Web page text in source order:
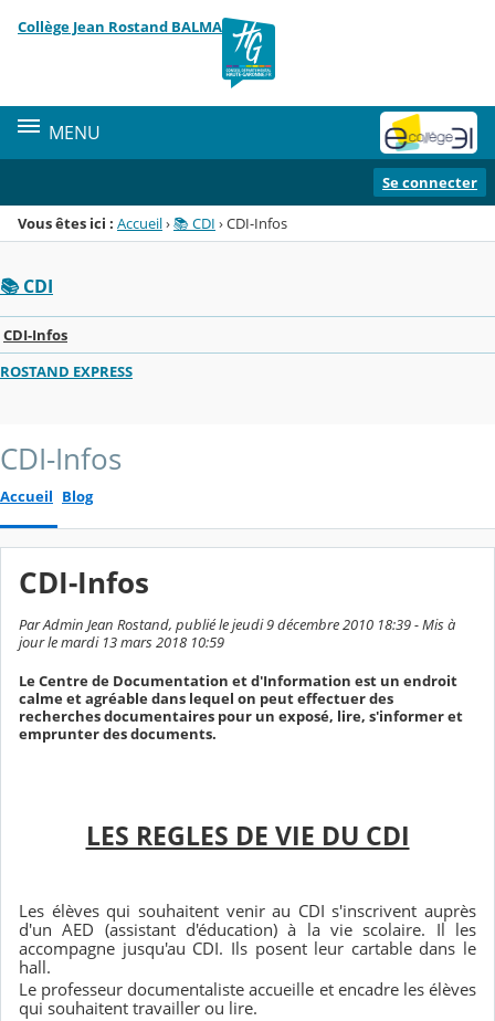
Menu de la rubrique
Contenu
Collège Jean Rostand BALMA
MENU
Se connecter
Vous êtes ici : Accueil›📚 CDI ›CDI-Infos
📚 CDI
CDI-Infos
ROSTAND EXPRESS
CDI-Infos
Accueil Blog
CDI-Infos
Par Admin Jean Rostand, publié le jeudi 9 décembre 2010 18:39 - Mis à
jour le mardi 13 mars 2018 10:59
Le Centre de Documentation et d'Information est un endroit
calme et agréable dans lequel on peut effectuer des
recherches documentaires pour un exposé, lire, s'informer et
emprunter des documents.
LES REGLES DE VIE DU CDI
Les élèves qui souhaitent venir au CDI s'inscrivent auprès
d'un AED (assistant d'éducation) à la vie scolaire. Il les
accompagne jusqu'au CDI. Ils posent leur cartable dans le
hall.
Le professeur documentaliste accueille et encadre les élèves
qui souhaitent travailler ou lire.